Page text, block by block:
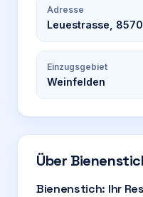
Adresse
Leuestrasse,
Einzugsgebiet
Weinfelden
Über
Bienenstich: Ihr